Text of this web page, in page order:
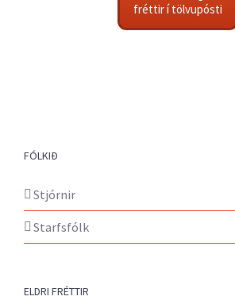
fréttir í tölvupósti
FÓLKIÐ
Stjórnir
Starfsfólk
ELDRI FRÉTTIR